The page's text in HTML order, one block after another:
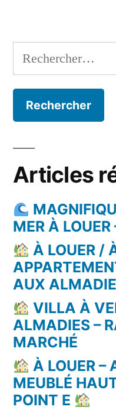
Rechercher :
Articles
MER À
À LOUER /
AUX
VILLA À
ALMADIES –
MARCHÉ
À LOUER –
MEUBLÉ
POINT E